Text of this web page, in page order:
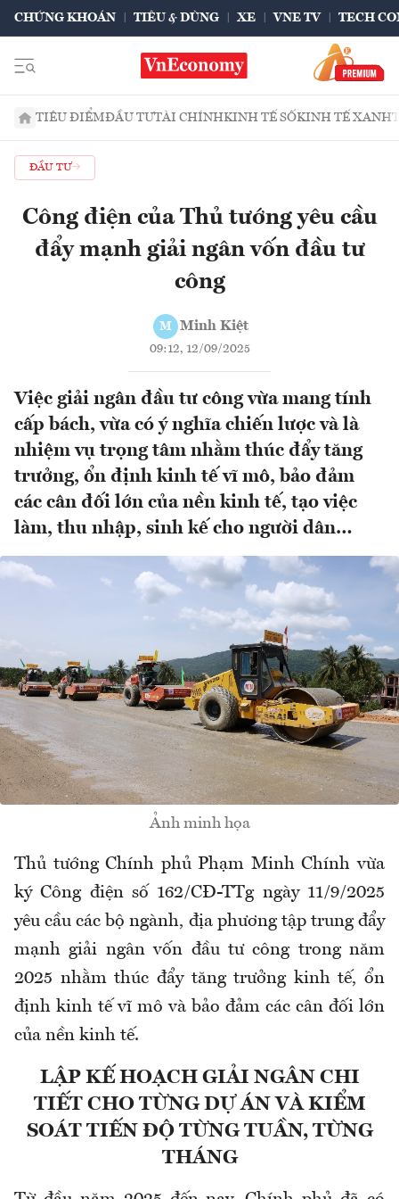
CHỨNG KHOÁN TIÊU & DÙNG XE VNE TV TECH
TIÊU ĐIỂMĐẦU TƯTÀI CHÍNHKINH TẾ SỐKINH TẾ XANH
ĐẦU TƯ
Công điện của Thủ tướng yêu cầu
đẩy mạnh giải ngân vốn đầu tư
công
M Minh Kiệt
09:12, 12/09/2025
Việc giải ngân đầu tư công vừa mang tính
cấp bách, vừa có ý nghĩa chiến lược và là
nhiệm vụ trọng tâm nhằm thúc đẩy tăng
trưởng, ổn định kinh tế vĩ mô, bảo đảm
các cân đối lớn của nền kinh tế, tạo việc
làm, thu nhập, sinh kế cho người dân…
Ảnh minh họa
Thủ tướng Chính phủ Phạm Minh Chính vừa
ký Công điện số 162/CĐ-TTg ngày 11/9/2025
yêu cầu các bộ ngành, địa phương tập trung đẩy
mạnh giải ngân vốn đầu tư công trong năm
2025 nhằm thúc đẩy tăng trưởng kinh tế, ổn
định kinh tế vĩ mô và bảo đảm các cân đối lớn
của nền kinh tế.
LẬP KẾ HOẠCH GIẢI NGÂN CHI
TIẾT CHO TỪNG DỰ ÁN VÀ KIỂM
SOÁT TIẾN ĐỘ TỪNG TUẦN, TỪNG
THÁNG